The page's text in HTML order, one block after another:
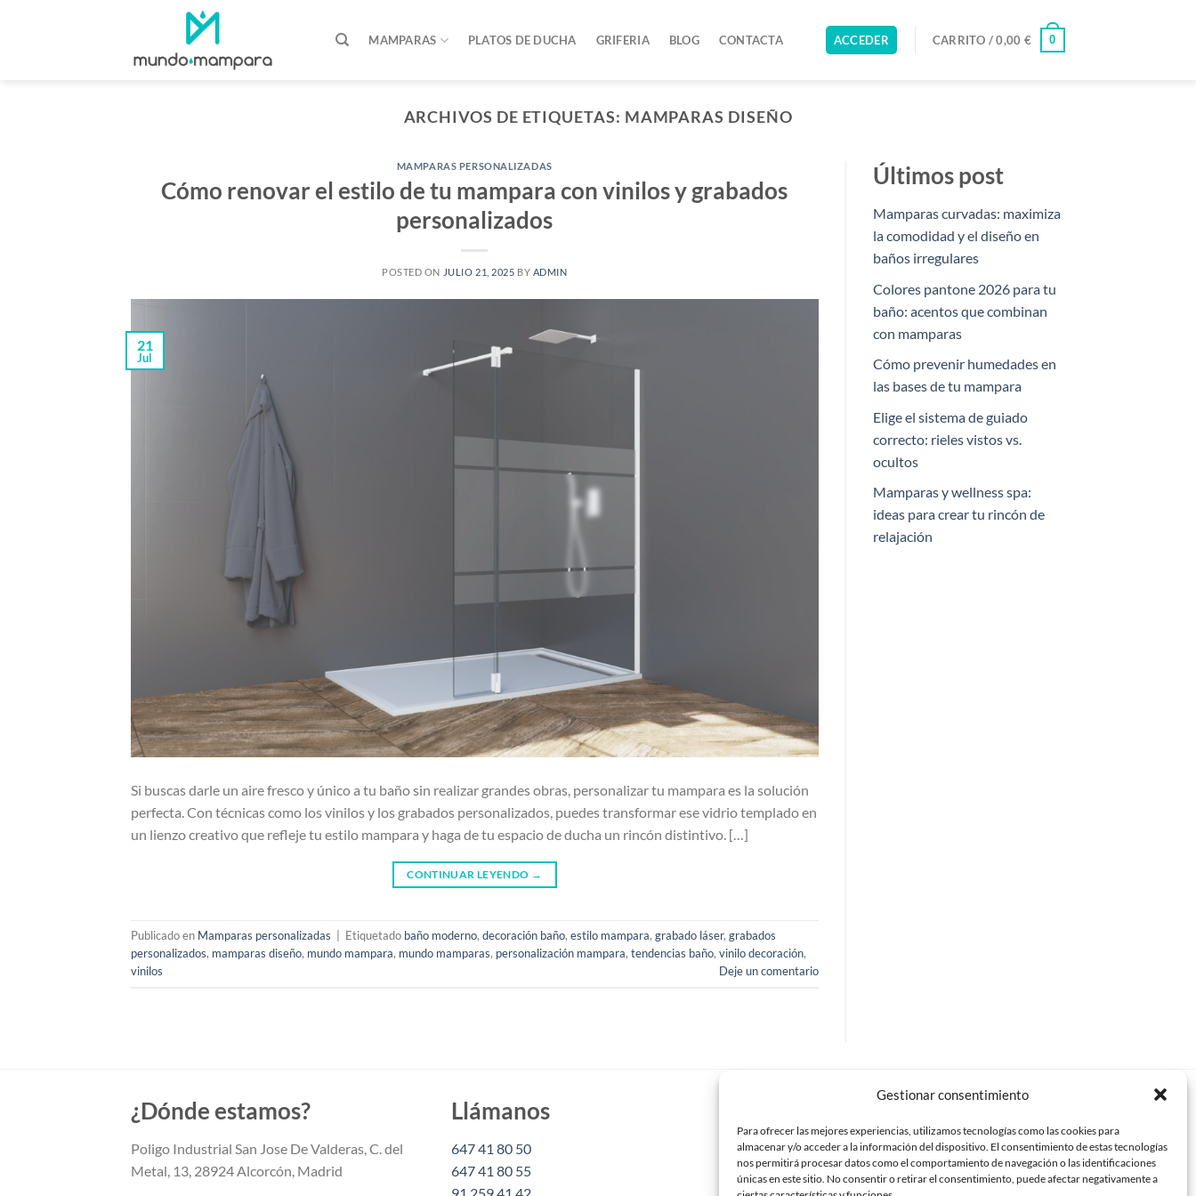
Gestionar consentimiento
Para ofrecer las mejores experiencias, utilizamos tecnologías como las cookies para
almacenar y/o acceder a la información del dispositivo. El consentimiento de estas tecnologías
nos permitirá procesar datos como el comportamiento de navegación o las identificaciones
únicas en este sitio. No consentir o retirar el consentimiento, puede afectar negativamente a
MAMPARAS PLATOS DE DUCHA GRIFERIA BLOG CONTACTA ACCEDER CARRITO /0,00 € 0
ARCHIVOS DE ETIQUETAS: MAMPARAS DISEÑO
MAMPARAS PERSONALIZADAS
Cómo renovar el estilo de tu mampara con vinilos y grabados
personalizados
POSTED ON JULIO 21, 2025 BY ADMIN
21
Jul
Si buscas darle un aire fresco y único a tu baño sin realizar grandes obras, personalizar tu mampara es la solución
perfecta. Con técnicas como los vinilos y los grabados personalizados, puedes transformar ese vidrio templado en
un lienzo creativo que refleje tu estilo mampara y haga de tu espacio de ducha un rincón distintivo. […]
CONTINUAR LEYENDO →
Publicado en Mamparas personalizadas Etiquetado baño moderno, decoración baño, estilo mampara, grabado láser, grabados
personalizados, mamparas diseño, mundo mampara, mundo mamparas, personalización mampara, tendencias baño, vinilo decoración,
vinilos
Deje un comentario
Últimos post
Mamparas curvadas: maximiza
la comodidad y el diseño en
baños irregulares
Colores pantone 2026 para tu
baño: acentos que combinan
con mamparas
Cómo prevenir humedades en
las bases de tu mampara
Elige el sistema de guiado
correcto: rieles vistos vs.
ocultos
Mamparas y wellness spa:
ideas para crear tu rincón de
relajación
¿Dónde estamos?
Poligo Industrial San Jose De Valderas, C. del
Metal, 13, 28924 Alcorcón, Madrid
Llámanos
647 41 80 50
647 41 80 55
info@mundomampara.com